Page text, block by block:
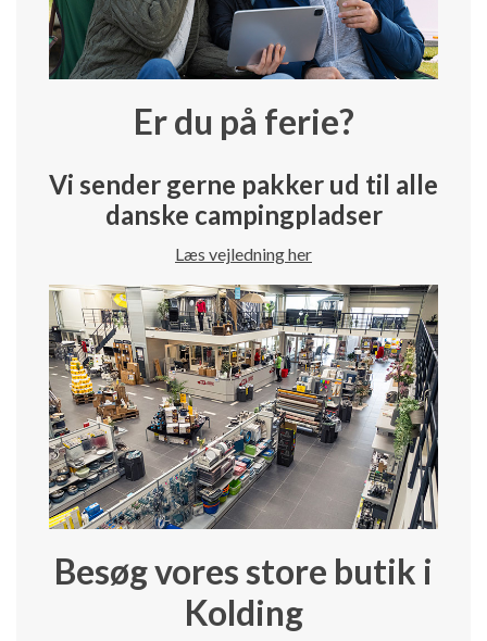
Er du på ferie?
Vi sender gerne pakker ud til alle
danske campingpladser
Læs vejledning her
Besøg vores store butik i
Kolding